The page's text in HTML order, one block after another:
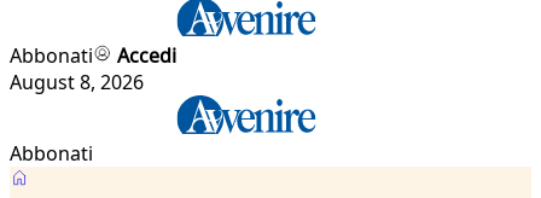
Abbonati
Accedi
August 8, 2026
Abbonati